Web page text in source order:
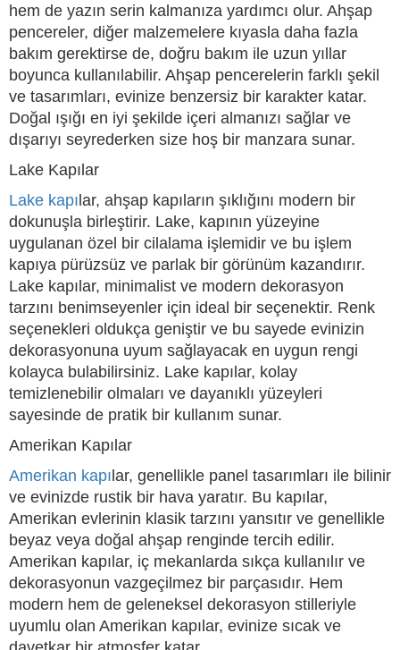
hem de yazın serin kalmanıza yardımcı olur. Ahşap
pencereler, diğer malzemelere kıyasla daha fazla
bakım gerektirse de, doğru bakım ile uzun yıllar
boyunca kullanılabilir. Ahşap pencerelerin farklı şekil
ve tasarımları, evinize benzersiz bir karakter katar.
Doğal ışığı en iyi şekilde içeri almanızı sağlar ve
dışarıyı seyrederken size hoş bir manzara sunar.
Lake Kapılar
Lake kapı lar, ahşap kapıların şıklığını modern bir
dokunuşla birleştirir. Lake, kapının yüzeyine
uygulanan özel bir cilalama işlemidir ve bu işlem
kapıya pürüzsüz ve parlak bir görünüm kazandırır.
Lake kapılar, minimalist ve modern dekorasyon
tarzını benimseyenler için ideal bir seçenektir. Renk
seçenekleri oldukça geniştir ve bu sayede evinizin
dekorasyonuna uyum sağlayacak en uygun rengi
kolayca bulabilirsiniz. Lake kapılar, kolay
temizlenebilir olmaları ve dayanıklı yüzeyleri
sayesinde de pratik bir kullanım sunar.
Amerikan Kapılar
Amerikan kapı lar, genellikle panel tasarımları ile bilinir
ve evinizde rustik bir hava yaratır. Bu kapılar,
Amerikan evlerinin klasik tarzını yansıtır ve genellikle
beyaz veya doğal ahşap renginde tercih edilir.
Amerikan kapılar, iç mekanlarda sıkça kullanılır ve
dekorasyonun vazgeçilmez bir parçasıdır. Hem
modern hem de geleneksel dekorasyon stilleriyle
uyumlu olan Amerikan kapılar, evinize sıcak ve